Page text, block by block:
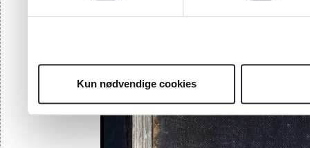
Kun nødvendige cookies